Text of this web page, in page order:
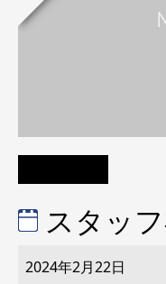
スタッ
タ
2024年2月22日